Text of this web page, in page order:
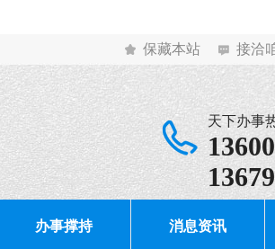
保藏本站
接洽
天下办事
办事撑持 消息资讯